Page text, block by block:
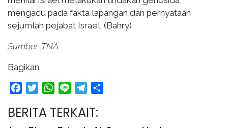
mengacu pada fakta lapangan dan pernyataan
sejumlah pejabat Israel. (Bahry)
Sumber: TNA
Bagikan
FacebookTwitterWhatsApp
Line Telegram
BERITA TERKAIT: